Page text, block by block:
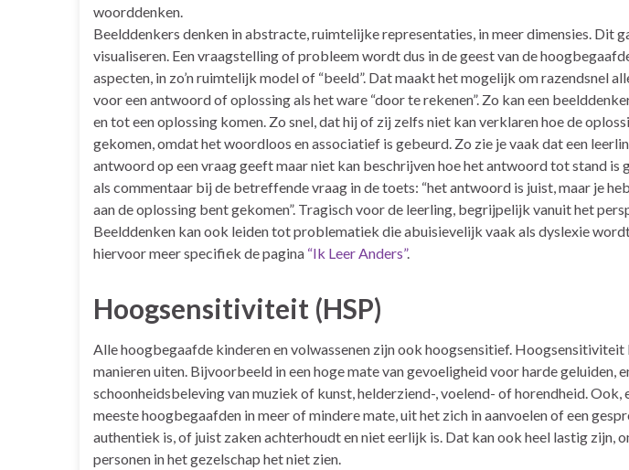
woorddenken.
Beelddenkers denken in abstracte, ruimtelijke representaties, in meer dimensies. Dit
visualiseren. Een vraagstelling of probleem wordt dus in de geest van de
aspecten, in zo’n ruimtelijk model of “beeld”. Dat maakt het mogelijk om razendsnel
voor een antwoord of oplossing als het ware “door te rekenen”. Zo kan een
en tot een oplossing komen. Zo snel, dat hij of zij zelfs niet kan verklaren hoe de
gekomen, omdat het woordloos en associatief is gebeurd. Zo zie je vaak dat een
antwoord op een vraag geeft maar niet kan beschrijven hoe het antwoord tot stand is
als commentaar bij de betreffende vraag in de toets: “het antwoord is juist, maar je
aan de oplossing bent gekomen”. Tragisch voor de leerling, begrijpelijk vanuit het
Beelddenken kan ook leiden tot problematiek die abuisievelijk vaak als dyslexie
hiervoor meer specifiek de pagina “Ik Leer Anders”.
Hoogsensitiviteit (HSP)
Alle hoogbegaafde kinderen en volwassenen zijn ook hoogsensitief. Hoogsensitiviteit
manieren uiten. Bijvoorbeeld in een hoge mate van gevoeligheid voor harde geluiden,
schoonheidsbeleving van muziek of kunst, helderziend-, voelend- of horendheid. Ook,
meeste hoogbegaafden in meer of mindere mate, uit het zich in aanvoelen of een
authentiek is, of juist zaken achterhoudt en niet eerlijk is. Dat kan ook heel lastig zijn,
personen in het gezelschap het niet zien.